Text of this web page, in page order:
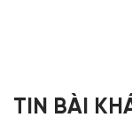
TIN BÀI